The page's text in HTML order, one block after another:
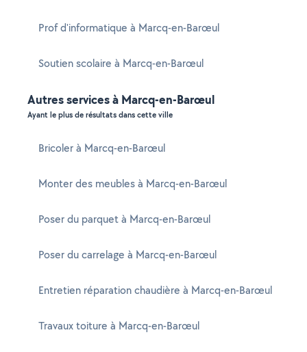
Prof d'informatique à Marcq-en-Barœul
Soutien scolaire à Marcq-en-Barœul
Autres services à Marcq-en-Barœul
Ayant le plus de résultats dans cette ville
Bricoler à Marcq-en-Barœul
Monter des meubles à Marcq-en-Barœul
Poser du parquet à Marcq-en-Barœul
Poser du carrelage à Marcq-en-Barœul
Entretien réparation chaudière à Marcq-en-Barœul
Travaux toiture à Marcq-en-Barœul